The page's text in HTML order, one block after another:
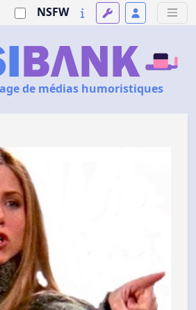
NSFW
de médias humoristiques